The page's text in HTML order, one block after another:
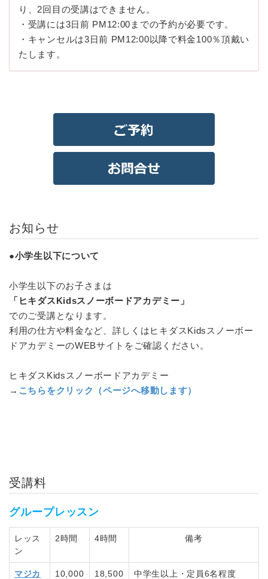
り、2回目の受講はできません。
・受講には3日前 PM12:00までの予約が必要です。
・キャンセルは3日前 PM12:00以降で料金100％頂戴い
たします。
お知らせ
●小学生以下について
小学生以下のお子さまは
「ヒキダスKidsスノーボードアカデミー」
でのご受講となります。
利用の仕方や料金など、詳しくはヒキダスKidsスノーボー
ドアカデミーのWEBサイトをご確認ください。
ヒキダスKidsスノーボードアカデミー
→ こちらをクリック（ページへ移動します）
受講料
グループレッスン
レッス
ン
2時間 4時間 備考
マジカ
10,000
18,500
中学生以上・定員6名程度